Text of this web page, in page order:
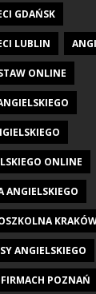
GDAŃSK
LUBLIN
ONLINE
ONLINE
ANGIELSKIEGO
ANGIELSKIEGO
POZNAŃ